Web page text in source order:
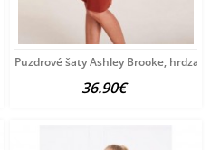
Puzdrové šaty Ashley Brooke,
36.90€